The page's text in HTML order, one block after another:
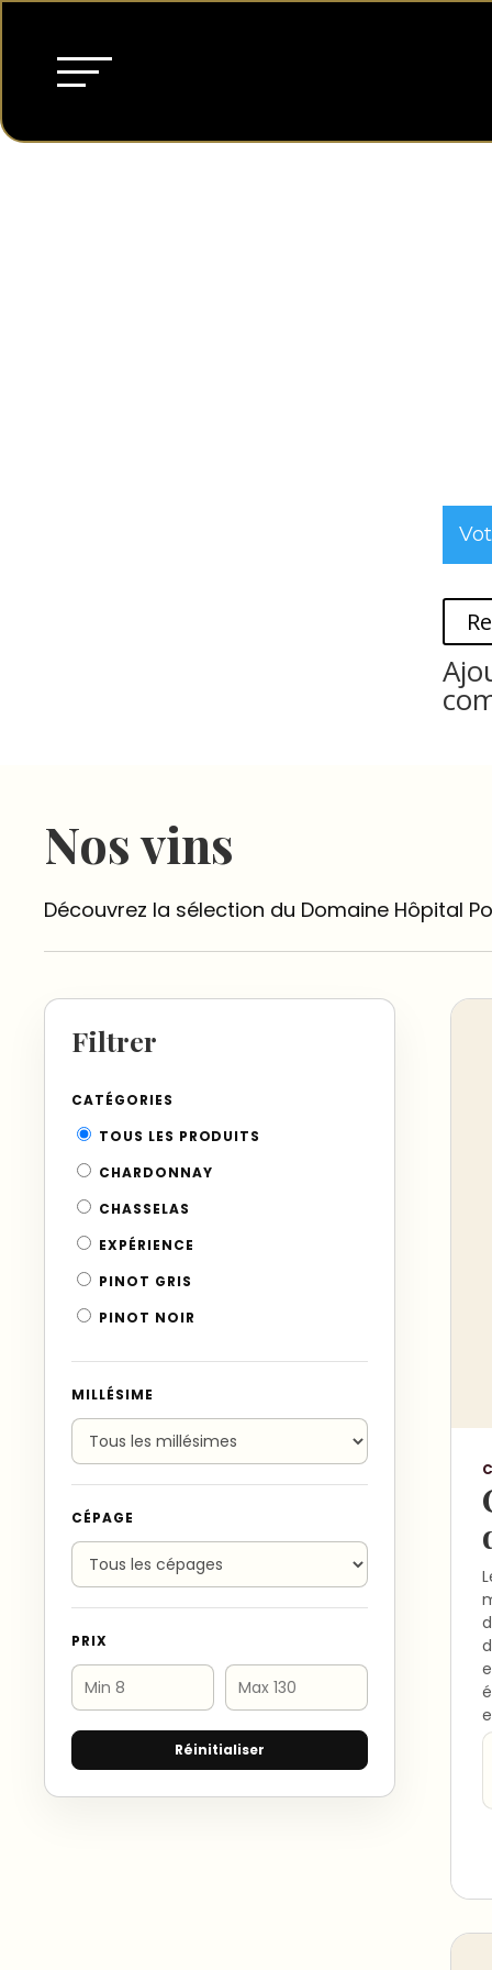
Nos vins
Découvrez la sélection du Domaine Hôpital
Filtrer
CATÉGORIES
TOUS LES PRODUITS
CHARDONNAY
CHASSELAS
EXPÉRIENCE
PINOT GRIS
PINOT NOIR
MILLÉSIME
CÉPAGE
PRIX
Réinitialiser